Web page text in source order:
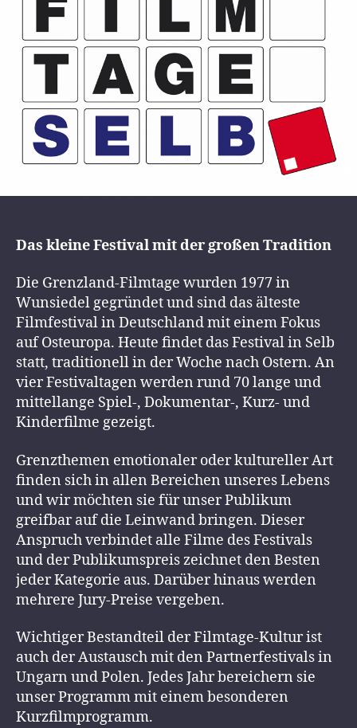
Das kleine Festival mit der großen Tradition
Die Grenzland-Filmtage wurden 1977 in
Wunsiedel gegründet und sind das älteste
Filmfestival in Deutschland mit einem Fokus
auf Osteuropa. Heute findet das Festival in Selb
statt, traditionell in der Woche nach Ostern. An
vier Festivaltagen werden rund 70 lange und
mittellange Spiel-, Dokumentar-, Kurz- und
Kinderfilme gezeigt.
Grenzthemen emotionaler oder kultureller Art
finden sich in allen Bereichen unseres Lebens
und wir möchten sie für unser Publikum
greifbar auf die Leinwand bringen. Dieser
Anspruch verbindet alle Filme des Festivals
und der Publikumspreis zeichnet den Besten
jeder Kategorie aus. Darüber hinaus werden
mehrere Jury-Preise vergeben.
Wichtiger Bestandteil der Filmtage-Kultur ist
auch der Austausch mit den Partnerfestivals in
Ungarn und Polen. Jedes Jahr bereichern sie
unser Programm mit einem besonderen
Kurzfilmprogramm.